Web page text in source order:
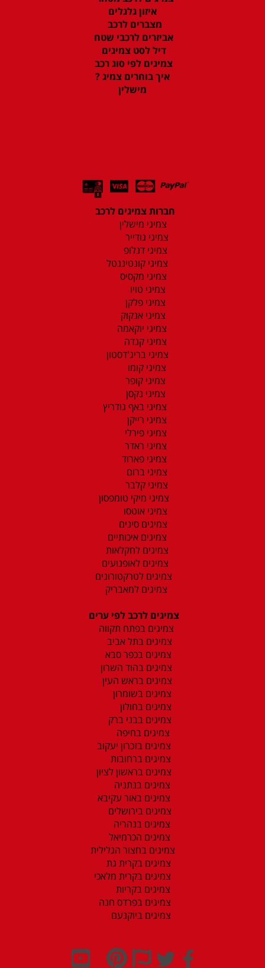
איזון גלגלים
מצברים לרכב
אביזרים לרכבי שטח
דיל לסט צמיגים
צמיגים לפי סוג רכב
איך בוחרים צמיג ?
מישלין
חברות צמיגים לרכב
צמיגי מישלין
צמיגי גודייר
צמיגי דנלופ
צמיגי קונטיננטל
צמיגי מקסיס
צמיגי טויו
צמיגי פלקן
צמיגי אנקוק
צמיגי יוקאמה
צמיגי קנדה
צמיגי בריג'דסטון
צמיגי קומו
צמיגי קופר
צמיגי נקסן
צמיגי באף גודריץ
צמיגי רייקן
צמיגי פירלי
צמיגי ראדר
צמיגי פארוד
צמיגי ברום
צמיגי קלבר
צמיגי מיקי טומפסון
צמיגי אוטסו
צמיגים סינים
צמיגים איכותיים
צמיגים לחקלאות
צמיגים לאופנועים
צמיגים לטרקטורונים
צמיגים למאבריק
צמיגים לרכב לפי ערים
צמיגים בפתח תקווה
צמיגים בתל אביב
צמיגים בכפר סבא
צמיגים בהוד השרון
צמיגים בראש העין
צמיגים בשומרון
צמיגים בחולון
צמיגים בבני ברק
צמיגים בחיפה
צמיגים בזכרון יעקוב
צמיגים ברחובות
צמיגים בראשון לציון
צמיגים בנתניה
צמיגים באור עקיבא
צמיגים בירושלים
צמיגים בנהריה
צמיגים הכרמיאל
צמיגים בחצור הגלילית
צמיגים בקרית גת
צמיגים בקרית מלאכי
צמיגים בקריות
צמיגים בפרדס חנה
צמיגים ביוקנעם